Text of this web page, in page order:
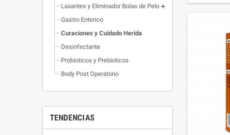
Laxantes y Eliminador Bolas de Pelo
Gastro Enterico
Curaciones y Cuidado Herida
Desinfectante
Probioticos y Prebioticos
Body Post Operatorio
TENDENCIAS